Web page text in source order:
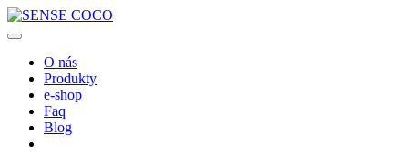
O nás
Produkty
e-shop
Faq
Blog